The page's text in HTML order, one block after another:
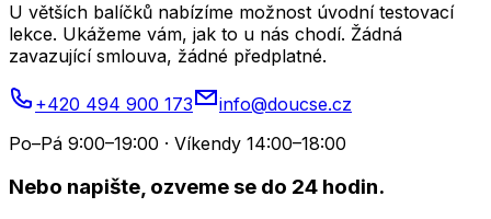
U větších balíčků nabízíme možnost úvodní testovací
lekce. Ukážeme vám, jak to u nás chodí. Žádná
zavazující smlouva, žádné předplatné.
+420 494 900 173
info@doucse.cz
Po–Pá 9:00–19:00 · Víkendy 14:00–18:00
Nebo napište, ozveme se do 24 hodin.